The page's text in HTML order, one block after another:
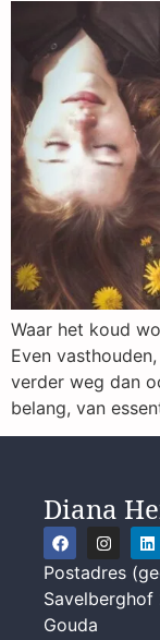
Waar het koud
Even
verder weg dan
belang, van
Diana
Postadres
Savelberghof
Gouda